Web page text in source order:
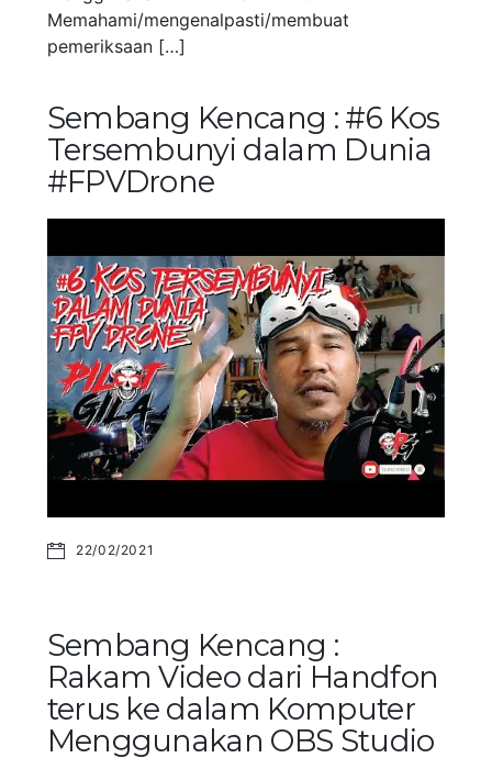
Memahami/mengenalpasti/membuat
pemeriksaan […]
Sembang Kencang : #6 Kos
Tersembunyi dalam Dunia
#FPVDrone
22/02/2021
Sembang Kencang :
Rakam Video dari Handfon
terus ke dalam Komputer
Menggunakan OBS Studio